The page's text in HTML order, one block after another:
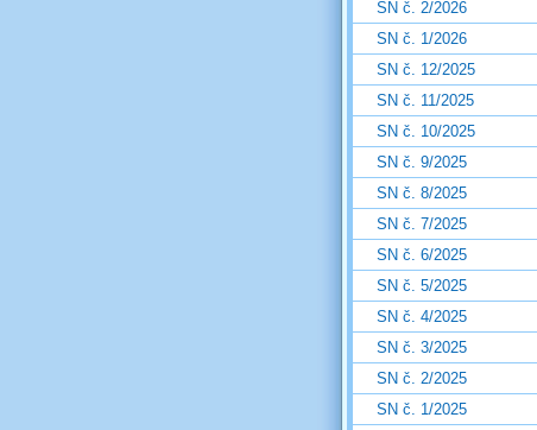
SN č. 2/2026
SN č. 1/2026
SN č. 12/2025
SN č. 11/2025
SN č. 10/2025
SN č. 9/2025
SN č. 8/2025
SN č. 7/2025
SN č. 6/2025
SN č. 5/2025
SN č. 4/2025
SN č. 3/2025
SN č. 2/2025
SN č. 1/2025